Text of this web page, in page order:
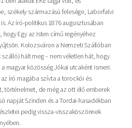
székely származású felesége, Laborfalvi
Az író-politikus 1876 augusztusában
Egy az Isten című regényéhez
Kolozsváron a Nemzeti Szállóban
hált meg – nem véletlen hát, hogy
magyar közösség Jókai utcaként ismeri.
író magába szívta a torockói és
történelmet, de még az ott élő emberek
napját Szinden és a Tordai-hasadékban
pedig vissza-visszaköszönnek